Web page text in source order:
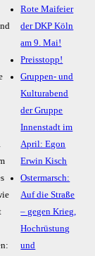
Rote Maifeier
der DKP Köln
am 9. Mai!
Preisstopp!
Gruppen- und
Kulturabend
der Gruppe
Innenstadt im
April: Egon
Erwin Kisch
Ostermarsch:
Auf die Straße
– gegen Krieg,
Hochrüstung
und